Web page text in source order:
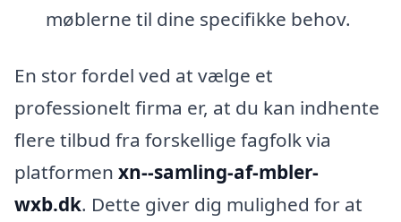
møblerne til dine specifikke behov.
En stor fordel ved at vælge et
professionelt firma er, at du kan indhente
flere tilbud fra forskellige fagfolk via
platformen xn--samling-af-mbler-
wxb.dk. Dette giver dig mulighed for at